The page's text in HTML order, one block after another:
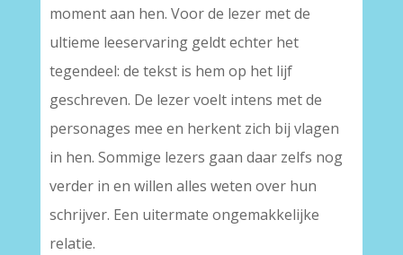
moment aan hen. Voor de lezer met de
ultieme leeservaring geldt echter het
tegendeel: de tekst is hem op het lijf
geschreven. De lezer voelt intens met de
personages mee en herkent zich bij vlagen
in hen. Sommige lezers gaan daar zelfs nog
verder in en willen alles weten over hun
schrijver. Een uitermate ongemakkelijke
relatie.